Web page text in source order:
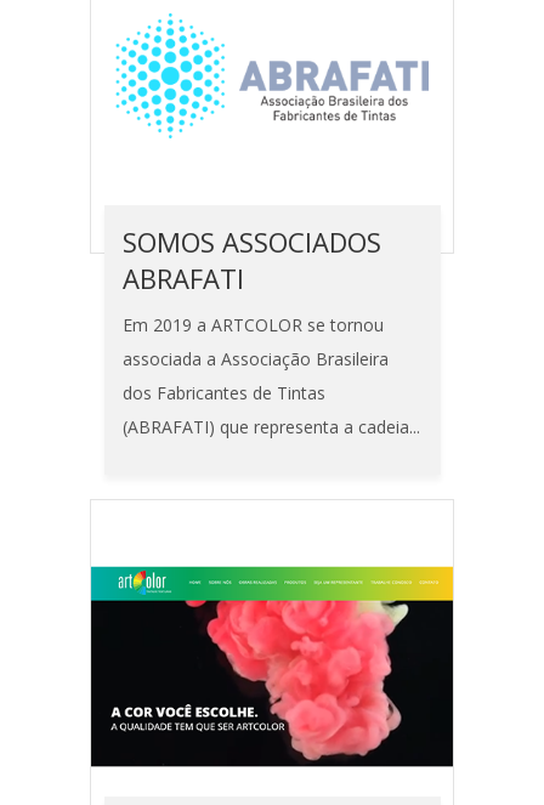
SOMOS ASSOCIADOS
ABRAFATI
Em 2019 a ARTCOLOR se tornou
associada a Associação Brasileira
dos Fabricantes de Tintas
(ABRAFATI) que representa a cadeia...